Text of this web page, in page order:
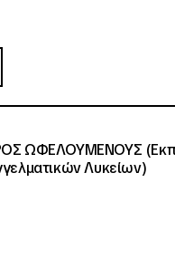
ΩΦΕΛΟΥΜΕΝΟΥΣ
Λυκείων)